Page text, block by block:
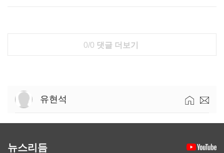
0/0 댓글 더보기
유현석
뉴스리듬